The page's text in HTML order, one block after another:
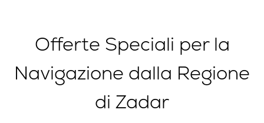
Offerte Speciali per la
Navigazione dalla Regione
di Zadar